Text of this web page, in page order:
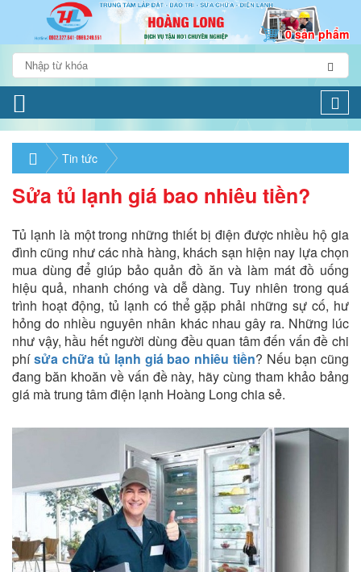
0 sản phẩm
Tin tức
Sửa tủ lạnh giá bao nhiêu tiền?
Tủ lạnh là một trong những thiết bị điện được nhiều hộ gia
đình cũng như các nhà hàng, khách sạn hiện nay lựa chọn
mua dùng để giúp bảo quản đồ ăn và làm mát đồ uống
hiệu quả, nhanh chóng và dễ dàng. Tuy nhiên trong quá
trình hoạt động, tủ lạnh có thể gặp phải những sự cố, hư
hỏng do nhiều nguyên nhân khác nhau gây ra. Những lúc
như vậy, hầu hết người dùng đều quan tâm đến vấn đề chi
phísửa chữa tủ lạnh giá bao nhiêu tiền? Nếu bạn cũng
đang băn khoăn về vấn đề này, hãy cùng tham khảo bảng
giá mà trung tâm điện lạnh Hoàng Long chia sẻ.